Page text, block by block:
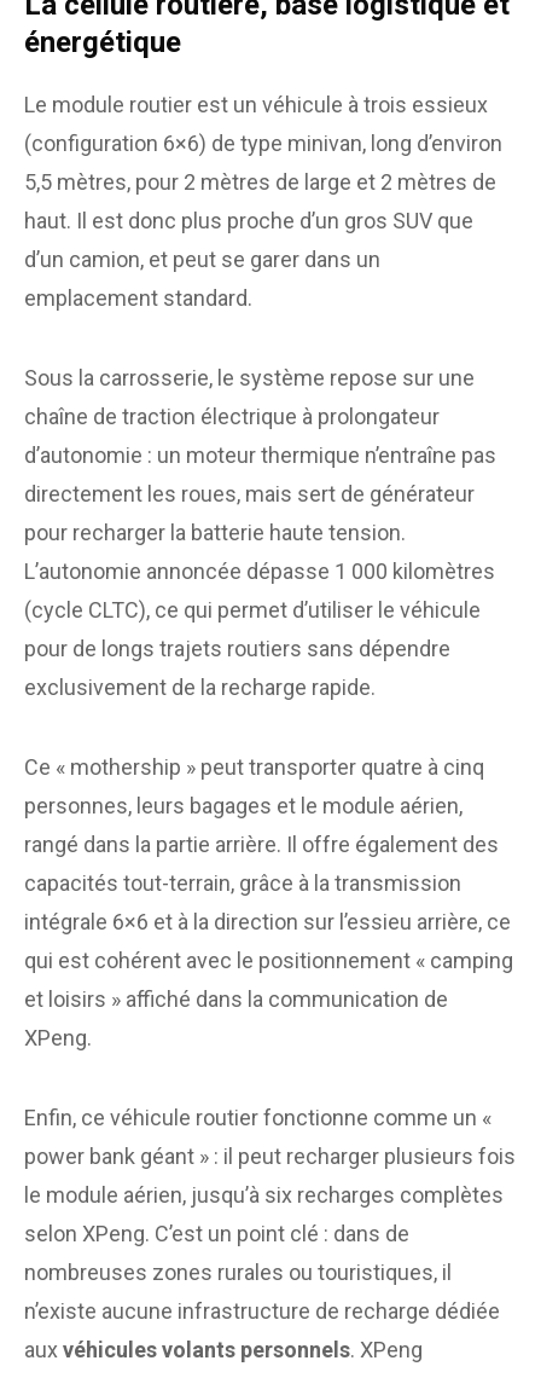
énergétique
Le module routier est un véhicule à trois essieux
(configuration 6×6) de type minivan, long d’environ
5,5 mètres, pour 2 mètres de large et 2 mètres de
haut. Il est donc plus proche d’un gros SUV que
d’un camion, et peut se garer dans un
emplacement standard.
Sous la carrosserie, le système repose sur une
chaîne de traction électrique à prolongateur
d’autonomie : un moteur thermique n’entraîne pas
directement les roues, mais sert de générateur
pour recharger la batterie haute tension.
L’autonomie annoncée dépasse 1 000 kilomètres
(cycle CLTC), ce qui permet d’utiliser le véhicule
pour de longs trajets routiers sans dépendre
exclusivement de la recharge rapide.
Ce « mothership » peut transporter quatre à cinq
personnes, leurs bagages et le module aérien,
rangé dans la partie arrière. Il offre également des
capacités tout-terrain, grâce à la transmission
intégrale 6×6 et à la direction sur l’essieu arrière, ce
qui est cohérent avec le positionnement « camping
et loisirs » affiché dans la communication de
XPeng.
Enfin, ce véhicule routier fonctionne comme un «
power bank géant » : il peut recharger plusieurs fois
le module aérien, jusqu’à six recharges complètes
selon XPeng. C’est un point clé : dans de
nombreuses zones rurales ou touristiques, il
n’existe aucune infrastructure de recharge dédiée
aux véhicules volants personnels. XPeng